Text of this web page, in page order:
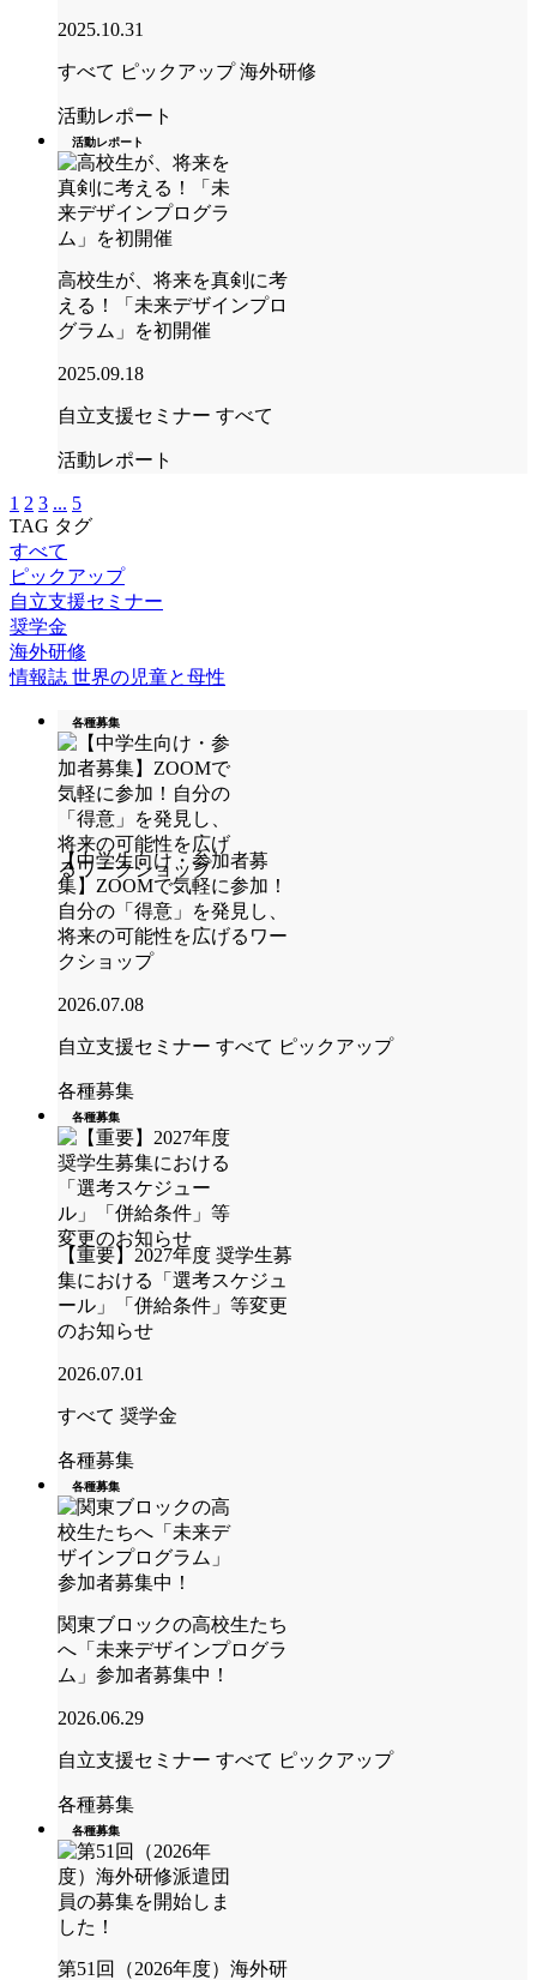
2025.10.31
すべて ピックアップ 海外研修
活動レポート
活動レポート
高校生が、将来を真剣に考
える！「未来デザインプロ
グラム」を初開催
2025.09.18
自立支援セミナー すべて
活動レポート
1 2 3 ... 5
TAG タグ
すべて
ピックアップ
自立支援セミナー
奨学金
海外研修
情報誌 世界の児童と母性
各種募集
【中学生向け・参加者募
集】ZOOMで気軽に参加！
自分の「得意」を発見し、
将来の可能性を広げるワー
クショップ
2026.07.08
自立支援セミナー すべて ピックアップ
各種募集
各種募集
【重要】2027年度 奨学生募
集における「選考スケジュ
ール」「併給条件」等変更
のお知らせ
2026.07.01
すべて 奨学金
各種募集
各種募集
関東ブロックの高校生たち
へ「未来デザインプログラ
ム」参加者募集中！
2026.06.29
自立支援セミナー すべて ピックアップ
各種募集
各種募集
第51回（2026年度）海外研